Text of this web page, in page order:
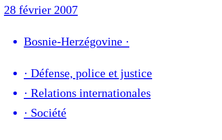
28 février 2007
Bosnie-Herzégovine ·
· Défense, police et justice
· Relations internationales
· Société